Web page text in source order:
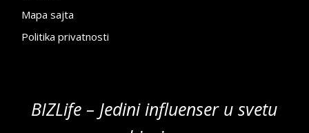
Mapa sajta
Politika privatnosti
BIZLife – Jedini influenser u svetu